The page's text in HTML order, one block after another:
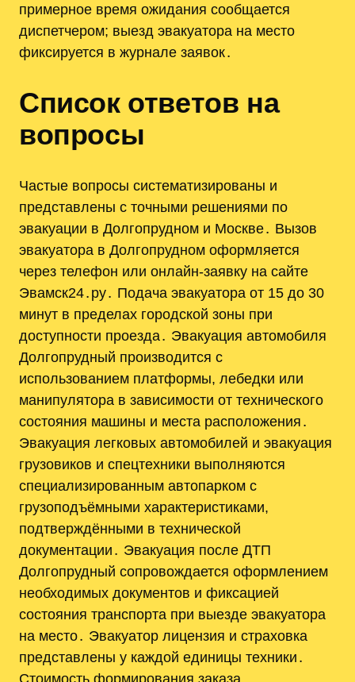
примерное время ожидания сообщается
диспетчером; выезд эвакуатора на место
фиксируется в журнале заявок․
Список ответов на
вопросы
Частые вопросы систематизированы и
представлены с точными решениями по
эвакуации в Долгопрудном и Москве․ Вызов
эвакуатора в Долгопрудном оформляется
через телефон или онлайн-заявку на сайте
Эвамск24․ру․ Подача эвакуатора от 15 до 30
минут в пределах городской зоны при
доступности проезда․ Эвакуация автомобиля
Долгопрудный производится с
использованием платформы, лебедки или
манипулятора в зависимости от технического
состояния машины и места расположения․
Эвакуация легковых автомобилей и эвакуация
грузовиков и спецтехники выполняются
специализированным автопарком с
грузоподъёмными характеристиками,
подтверждёнными в технической
документации․ Эвакуация после ДТП
Долгопрудный сопровождается оформлением
необходимых документов и фиксацией
состояния транспорта при выезде эвакуатора
на место․ Эвакуатор лицензия и страховка
представлены у каждой единицы техники․
Стоимость формирования заказа